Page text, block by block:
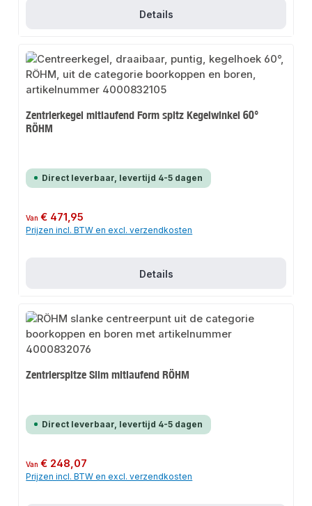
Details
Zentrierkegel mitlaufend Form spitz Kegelwinkel 60°
RÖHM
Direct leverbaar, levertijd 4-5 dagen
Normale prijs:
Van€ 471,95
Prijzen incl. BTW en excl. verzendkosten
Details
Zentrierspitze Slim mitlaufend RÖHM
Direct leverbaar, levertijd 4-5 dagen
Normale prijs:
Van€ 248,07
Prijzen incl. BTW en excl. verzendkosten